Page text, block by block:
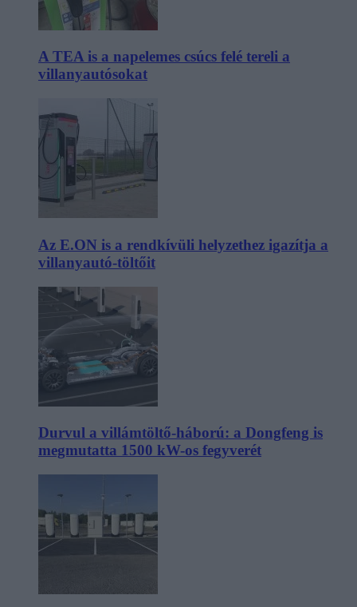
A TEA is a napelemes csúcs felé tereli a
villanyautósokat
Az E.ON is a rendkívüli helyzethez igazítja a
villanyautó-töltőit
Durvul a villámtöltő-háború: a Dongfeng is
megmutatta 1500 kW-os fegyverét